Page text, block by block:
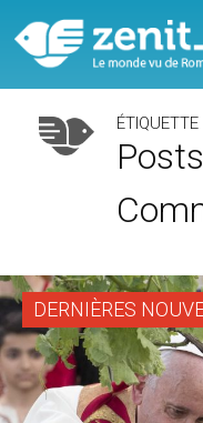
ÉTIQUETTE
DERNIÈRES